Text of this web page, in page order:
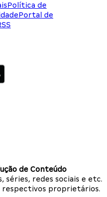
Política de
Portal de
de Conteúdo
séries, redes sociais e etc.
respectivos proprietários.